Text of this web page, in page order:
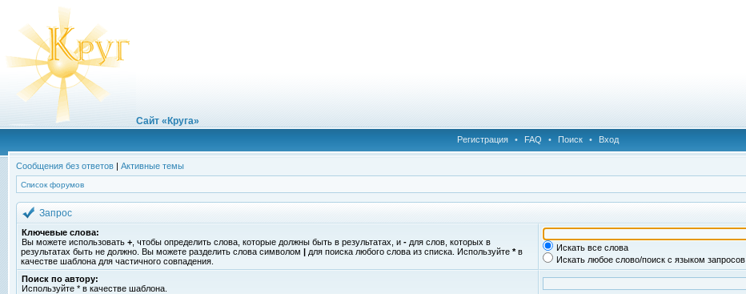
Сайт «Круга»
Регистрация • FAQ • Поиск • Вход
Сообщения без ответов | Активные темы
Список форумов
Запрос
Ключевые слова:
Вы можете использовать + , чтобы определить слова, которые должны быть в результатах, и - для слов, которых в
результатах быть не должно. Вы можете разделить слова символом | для поиска любого слова из списка. Используйте *в
качестве шаблона для частичного совпадения.
Искать все слова
Искать любое слово/поиск с языком запросов
Поиск по автору:
Используйте * в качестве шаблона.